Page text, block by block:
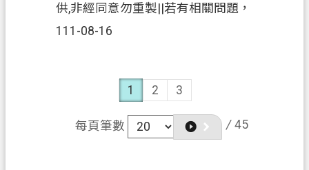
111-08-16
供,非經同意勿重製||若有相關問題，
可洽地政局聯絡電話：03－
1 2 3
每頁筆數 / 45